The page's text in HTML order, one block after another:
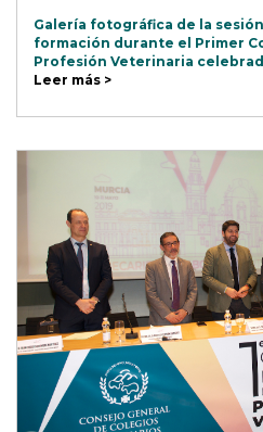
Galería fotográfica de la
formación durante el Primer
Profesión Veterinaria
Leer más >